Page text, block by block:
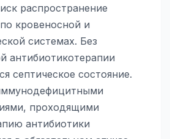
распространение
кровеносной и
системах. Без
антибиотикотерапии
септическое состояние.
проходящими
антибиотики